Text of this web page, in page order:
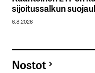
sijoitussalkun
6.8.2026
Nostot